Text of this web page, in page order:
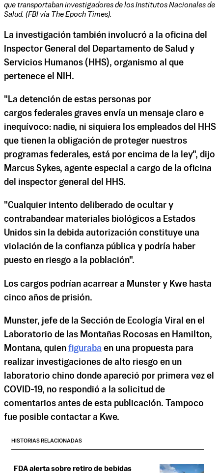
que transportaban investigadores de los Institutos Nacionales de
Salud. (FBI vía The Epoch Times).
La investigación también involucró a la oficina del
Inspector General del Departamento de Salud y
Servicios Humanos (HHS), organismo al que
pertenece el NIH.
"La detención de estas personas por
cargos federales graves envía un mensaje claro e
inequívoco: nadie, ni siquiera los empleados del HHS
que tienen la obligación de proteger nuestros
programas federales, está por encima de la ley", dijo
Marcus Sykes, agente especial a cargo de la oficina
del inspector general del HHS.
"Cualquier intento deliberado de ocultar y
contrabandear materiales biológicos a Estados
Unidos sin la debida autorización constituye una
violación de la confianza pública y podría haber
puesto en riesgo a la población".
Los cargos podrían acarrear a Munster y Kwe hasta
cinco años de prisión.
Munster, jefe de la Sección de Ecología Viral en el
Laboratorio de las Montañas Rocosas en Hamilton,
Montana, quien figuraba en una propuesta para
realizar investigaciones de alto riesgo en un
laboratorio chino donde apareció por primera vez el
COVID-19, no respondió a la solicitud de
comentarios antes de esta publicación. Tampoco
fue posible contactar a Kwe.
HISTORIAS RELACIONADAS
FDA alerta sobre retiro de bebidas